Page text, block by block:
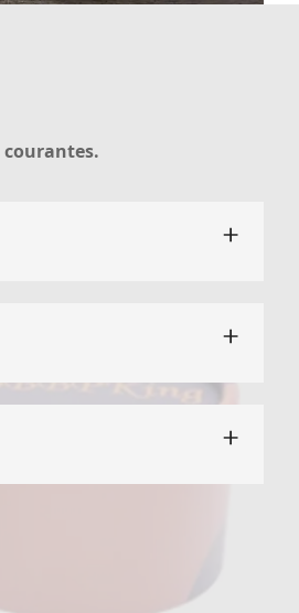
courantes.
aux images et finitions,
une intrigue visuelle et
pour les amateurs
priorité à la durabilité
vous donnant ainsi